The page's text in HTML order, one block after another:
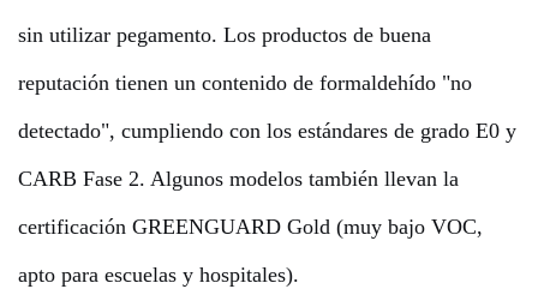
sin utilizar pegamento. Los productos de buena
reputación tienen un contenido de formaldehído "no
detectado", cumpliendo con los estándares de grado E0 y
CARB Fase 2. Algunos modelos también llevan la
certificación GREENGUARD Gold (muy bajo VOC,
apto para escuelas y hospitales).